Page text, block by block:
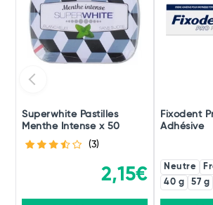
Superwhite Pastilles
Menthe Intense x 50
(3)
2,15€
Fixodent
Adhésive
Neutre
40 g
57 g